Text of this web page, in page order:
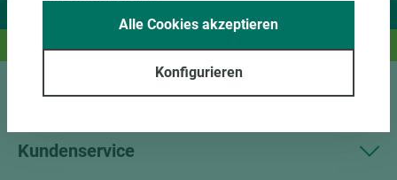
Und das passende Holz dazu.
Kundenservice
Konfigurieren
Alle Cookies akzeptieren